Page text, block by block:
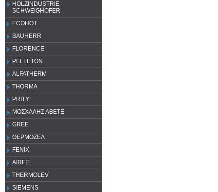
HOLZINDUSTRIE
SCHWEIGHOFER
ECOHOT
BAUHERR
FLORENCE
PELLETON
ALFATHERM
THORMA
PRITY
ΜΟΣΧΑΛΗΣ ΑΒΕΤΕ
GREE
ΘΕΡΜΟΖΕΛ
FENIX
AIRFEL
THERMOLEV
SIEMENS